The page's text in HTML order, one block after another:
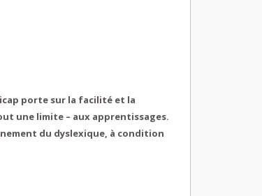
porte sur la facilité et la
une limite – aux apprentissages.
du dyslexique, à condition